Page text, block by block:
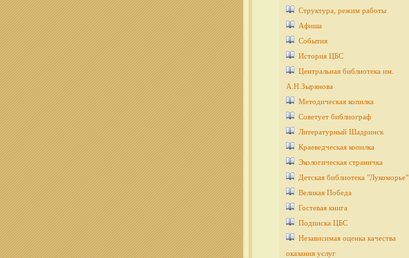
Структура, режим работы
Афиша
События
История ЦБС
Центральная библиотека им.
А.Н.Зырянова
Методическая копилка
Советует библиограф
Литературный Шадринск
Краеведческая копилка
Экологическая страничка
Детcкая библиотека "Лукоморье"
Великая Победа
Гостевая книга
Подписка ЦБС
Независимая оценка качества
оказания услуг